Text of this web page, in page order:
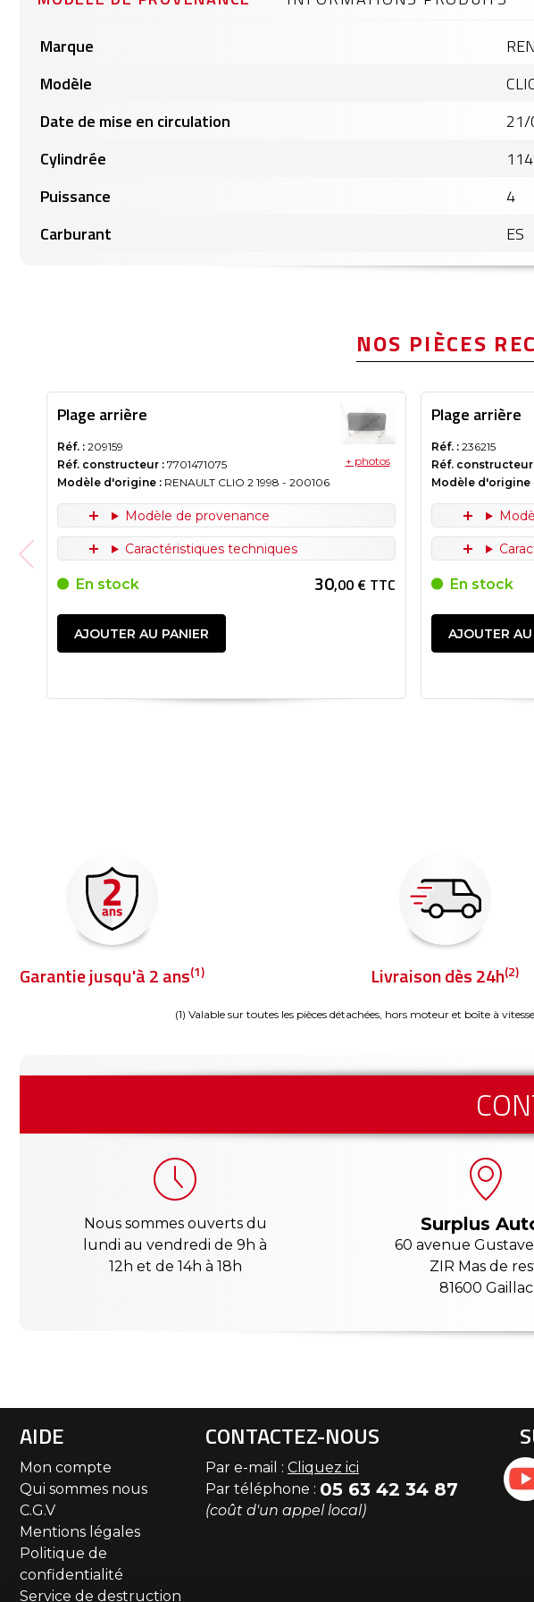
gallery
produits
Marque
Modèle
Date de mise en circulation
Cylindrée
Puissance
4
Carburant
ES
NOS PIÈCES
Plage arrière
Réf. : 209159
Réf. constructeur : 7701471075
Modèle d'origine : RENAULT CLIO 2 1998 - 200106
+ photos
Modèle de provenance
Caractéristiques techniques
En stock 30,00 € TTC
AJOUTER AU PANIER
Plage arrière
Réf. : 236215
Réf. constructeur
Modèle d'origine
En stock
AJOUTER AU
Garantie jusqu'à 2 ans(1) Livraison dès 24h(2)
(1) Valable sur toutes les pièces détachées, hors moteur et boîte à
Nous sommes ouverts du
lundi au vendredi de 9h à
12h et de 14h à 18h
Surplus
60 avenue
ZIR Mas de
81600 Gaillac
AIDE
Mon compte
Qui sommes nous
C.G.V
Mentions légales
Politique de
confidentialité
Service de destruction
CONTACTEZ-NOUS
Par e-mail : Cliquez ici
Par téléphone : 05 63 42 34 87
(coût d'un appel local)